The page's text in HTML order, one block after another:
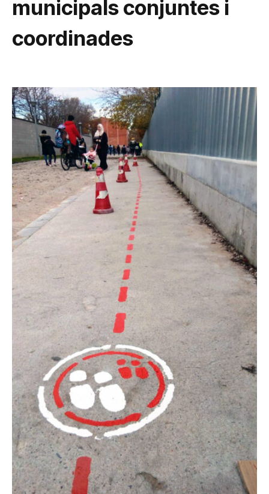
municipals conjuntes i
coordinades